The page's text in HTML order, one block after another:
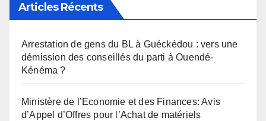
Articles Récents
Arrestation de gens du BL à Guéckédou : vers une
démission des conseillés du parti à Ouendé-
Kénéma ?
Ministère de l’Economie et des Finances: Avis
d’Appel d’Offres pour l’Achat de matériels